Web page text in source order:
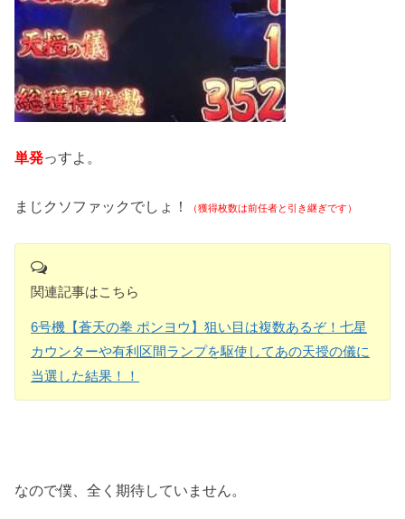
単発っすよ。
まじクソファックでしょ！ （獲得枚数は前任者と引き継ぎです）
関連記事はこちら
6号機【蒼天の拳 ポンヨウ】狙い目は複数あるぞ！七星
カウンターや有利区間ランプを駆使してあの天授の儀に
当選した結果！！
なので僕、全く期待していません。